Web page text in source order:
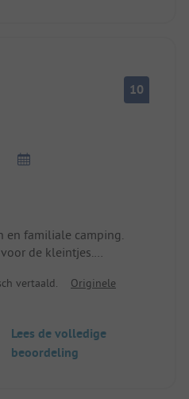
10
en familiale camping.
de kleintjes.
evenals
vertaald.
Originele
Lees de volledige
beoordeling